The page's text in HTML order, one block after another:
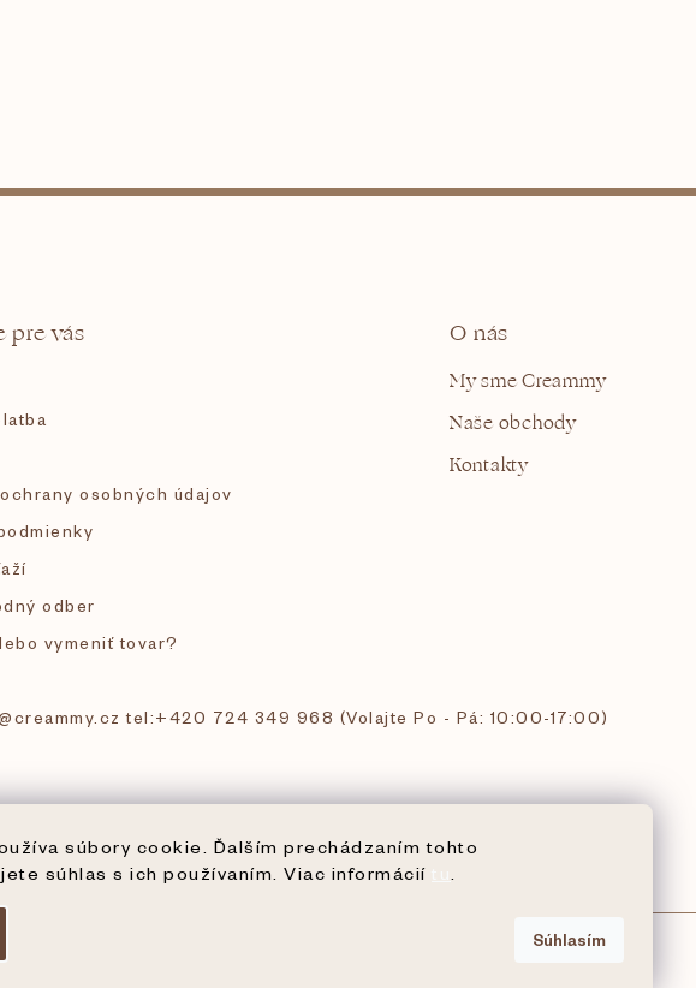
súbory cookie. Ďalším prechádzaním tohto
súhlas s ich používaním. Viac informácií
Súhlasím
pre vás
osobných údajov
odber
vymeniť tovar?
O nás
My sme Creammy
Naše obchody
Kontakty
tel:+420 724 349 968 (Volajte Po - Pá: 10:00-17:00)